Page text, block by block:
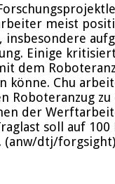
meist
insbesondere
Einige
dem
könne. Chu
Roboteranzug
der
soll auf
(anw/dtj/forgsight)